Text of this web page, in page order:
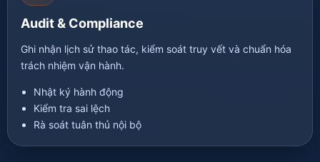
Audit & Compliance
Ghi nhận lịch sử thao tác, kiểm soát truy vết và chuẩn hóa
trách nhiệm vận hành.
Nhật ký hành động
Kiểm tra sai lệch
Rà soát tuân thủ nội bộ